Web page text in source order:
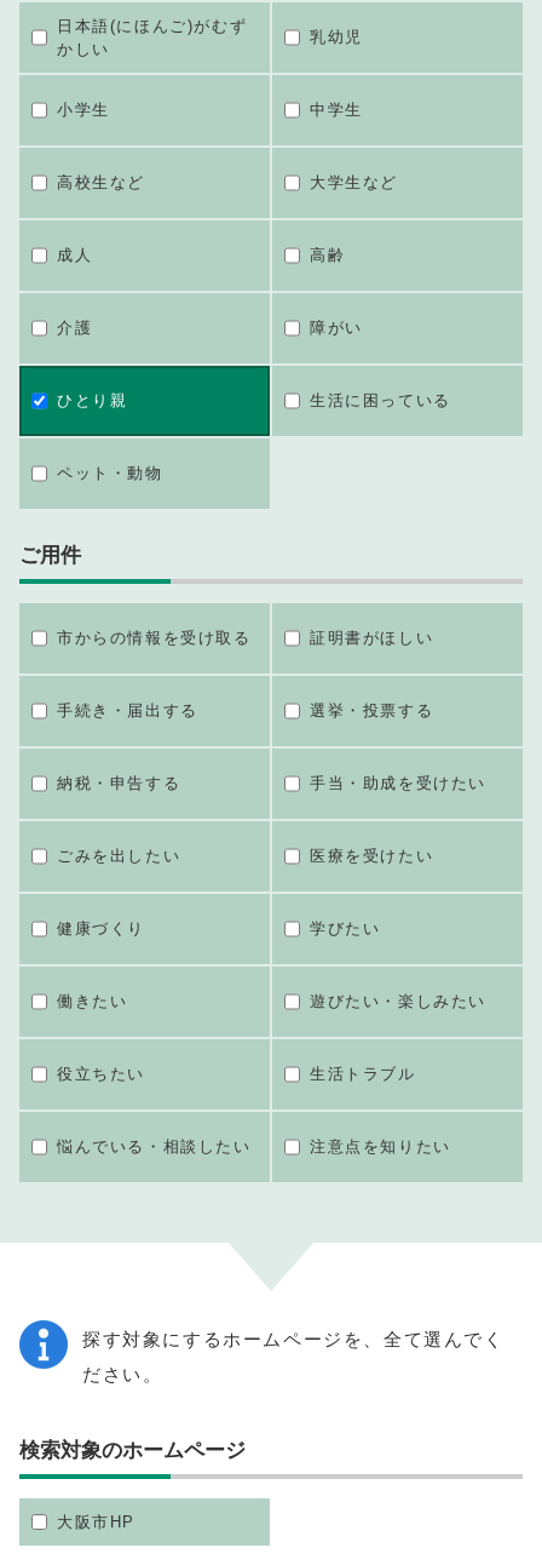
日本語(にほんご)がむず
かしい
乳幼児
小学生 中学生
高校生など 大学生など
成人 高齢
介護 障がい
ひとり親 生活に困っている
ペット・動物
ご用件
市からの情報を受け取る 証明書がほしい
手続き・届出する 選挙・投票する
納税・申告する 手当・助成を受けたい
ごみを出したい 医療を受けたい
健康づくり 学びたい
働きたい 遊びたい・楽しみたい
役立ちたい 生活トラブル
悩んでいる・相談したい 注意点を知りたい
探す対象にするホームページを、全て選んでく
ださい。
検索対象のホームページ
大阪市HP